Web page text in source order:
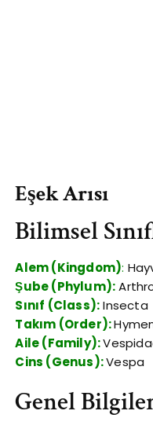
Eşek Arısı
Bilimsel
Alem (Kingdom):
Şube (Phylum):
Sınıf (Class):Insecta
Takım (Order):
Aile (Family):
Cins (Genus):Vespa
Genel